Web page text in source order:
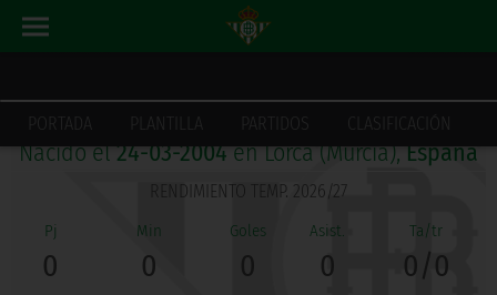
PORTADA PLANTILLA PARTIDOS CLASIFICACIÓN
GINÉS SORROCHE PIÑERO
Nacido el24-03-2004en Lorca (Murcia),España
RENDIMIENTO TEMP. 2026/27
0 0 0 0 0/0